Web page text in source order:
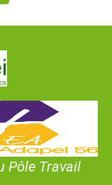
Pôle Travail